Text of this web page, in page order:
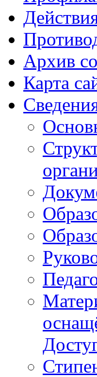
Архив
Карта